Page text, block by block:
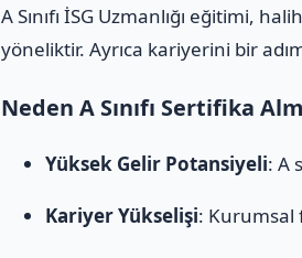
A Sınıfı İSG Uzmanlığı eğitimi,
yöneliktir. Ayrıca kariyerini bir
Neden A Sınıfı Sertifika
Yüksek Gelir Potansiyeli: A
Kariyer Yükselişi: Kurumsal